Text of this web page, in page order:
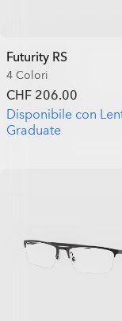
Futurity RS
4 Colori
CHF 206.00
Disponibile con
Graduate